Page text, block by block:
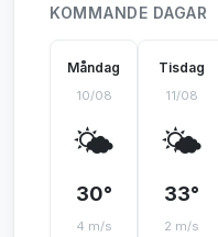
KOMMANDE DAGAR
Måndag
10/08
🌤️
30°
4 m/s
Tisdag
11/08
🌤️
33°
2 m/s